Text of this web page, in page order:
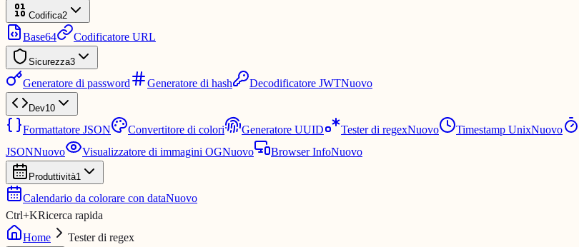
Codifica2
Base64 Codificatore URL
Sicurezza3
Generatore di password Generatore di hash Decodificatore JWTNuovo
Dev10
Formattatore JSON Convertitore di colori Generatore UUID Tester di regexNuovo Timestamp UnixNuovo
JSONNuovo Visualizzatore di immagini OGNuovo Browser InfoNuovo
Produttività1
Calendario da colorare con dataNuovo
Ctrl+KRicerca rapida
Home
Tester di regex